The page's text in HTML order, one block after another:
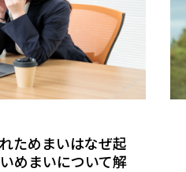
ためまいはなぜ起
めまいについて解